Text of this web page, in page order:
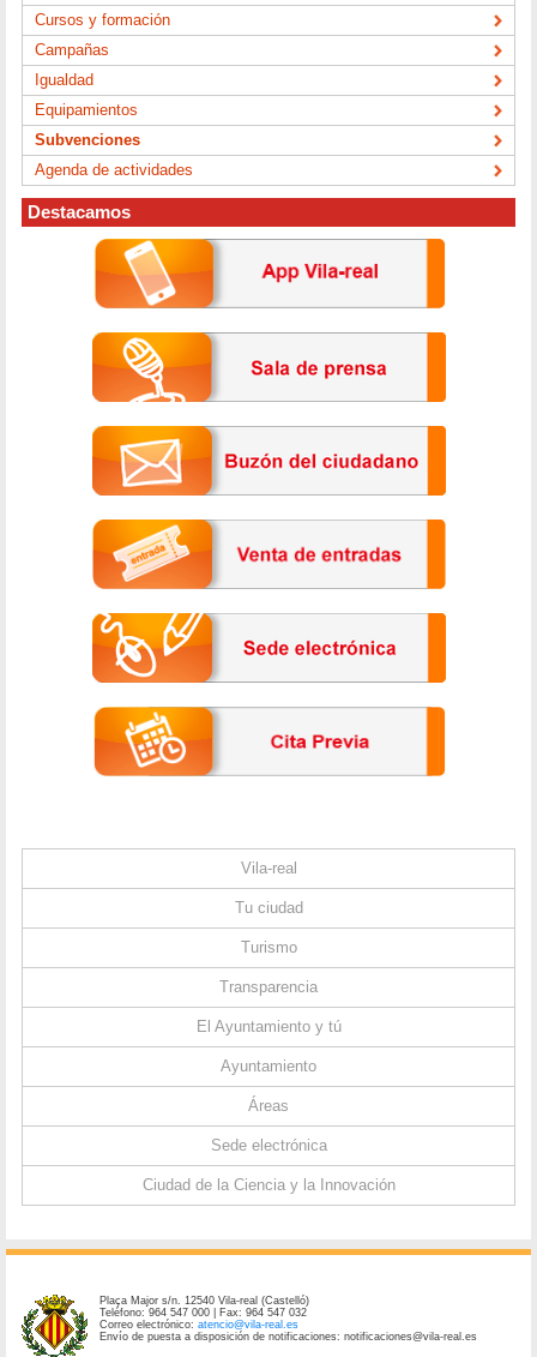
Cursos y formación
Campañas
Igualdad
Equipamientos
Subvenciones
Agenda de actividades
Destacamos
Vila-real
Tu ciudad
Turismo
Transparencia
El Ayuntamiento y tú
Ayuntamiento
Áreas
Sede electrónica
Ciudad de la Ciencia y la Innovación
Plaça Major s/n. 12540 Vila-real (Castelló)
Teléfono: 964 547 000 | Fax: 964 547 032
Correo electrónico:atencio@vila-real.es
Envío de puesta a disposición de notificaciones: notificaciones@vila-real.es